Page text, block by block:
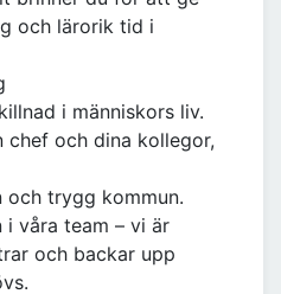
och lärorik tid i
i människors liv.
chef och dina kollegor,
och trygg kommun.
i våra team – vi är
och backar upp